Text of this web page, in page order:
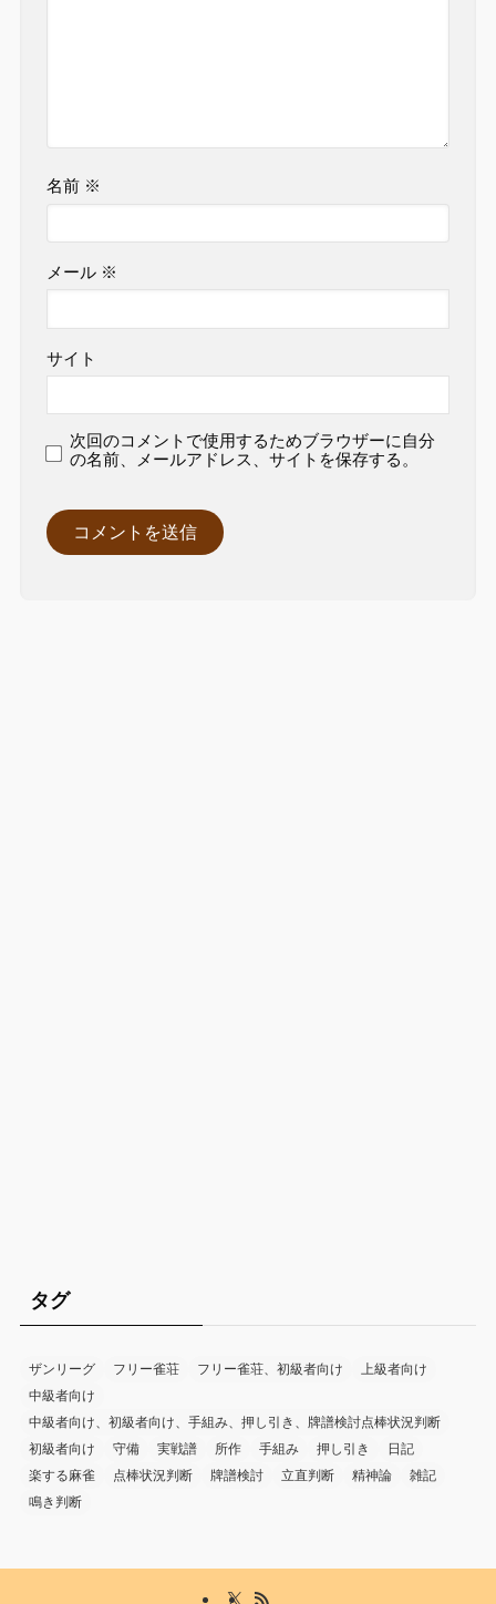
名前 ※
メール ※
サイト
次回のコメントで使用するためブラウザーに自分
の名前、メールアドレス、サイトを保存する。
タグ
ザンリーグ フリー雀荘 フリー雀荘、初級者向け
上級者向け
中級者向け
中級者向け、初級者向け、手組み、押し引き、牌譜検討点棒状況判断
初級者向け
守備 実戦譜 所作 手組み 押し引き
日記
楽する麻雀
点棒状況判断 牌譜検討 立直判断 精神論
雑記
鳴き判断